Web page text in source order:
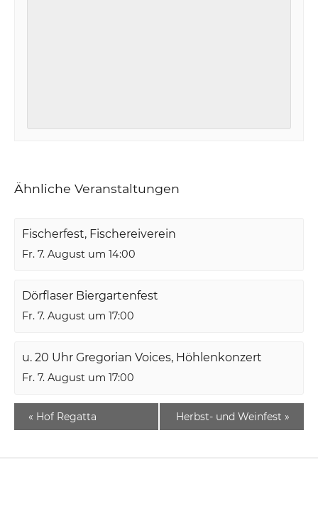
Ähnliche Veranstaltungen
Fischerfest, Fischereiverein
Fr. 7. August um 14:00
Dörflaser Biergartenfest
Fr. 7. August um 17:00
u. 20 Uhr Gregorian Voices, Höhlenkonzert
Fr. 7. August um 17:00
« Hof Regatta Herbst- und Weinfest »